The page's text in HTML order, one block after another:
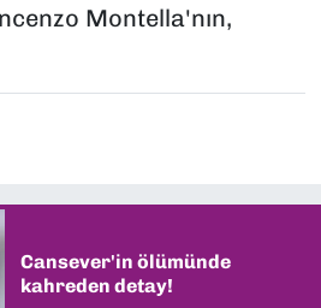
Montella'nın,
Cansever'in ölümünde
kahreden detay!